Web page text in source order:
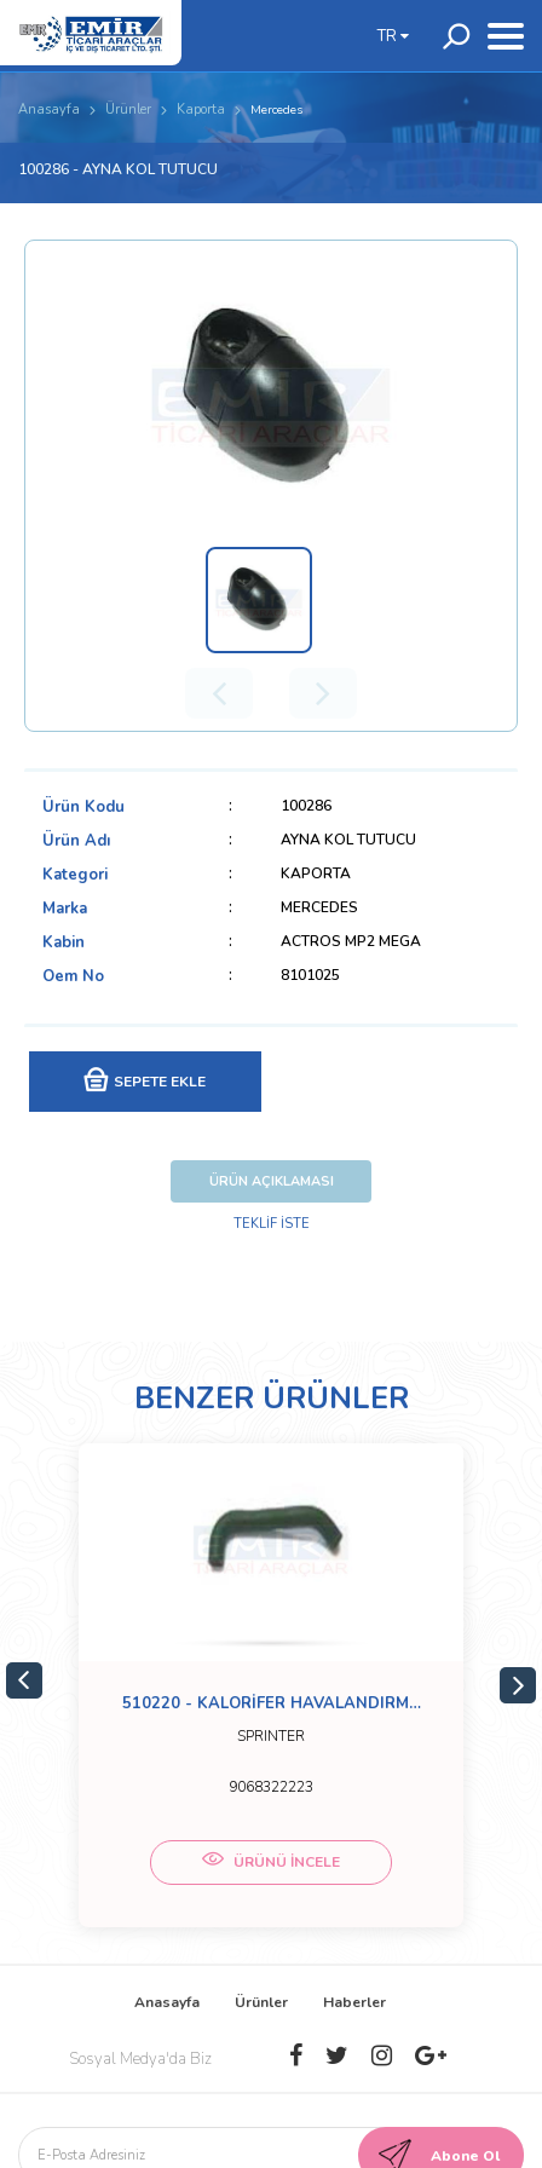
TR
Anasayfa Ürünler Kaporta Mercedes
100286 - AYNA KOL TUTUCU
Ürün Kodu 100286
Ürün Adı AYNA KOL TUTUCU
Kategori KAPORTA
Marka MERCEDES
Kabin ACTROS MP2 MEGA
Oem No 8101025
SEPETE EKLE
ÜRÜN AÇIKLAMASI
TEKLİF İSTE
BENZER ÜRÜNLER
510220 - KALORİFER HAVALANDIRMA
HORTUMU
SPRINTER
9068322223
ÜRÜNÜ İNCELE
Anasayfa Ürünler Haberler
Sosyal Medya'da Biz